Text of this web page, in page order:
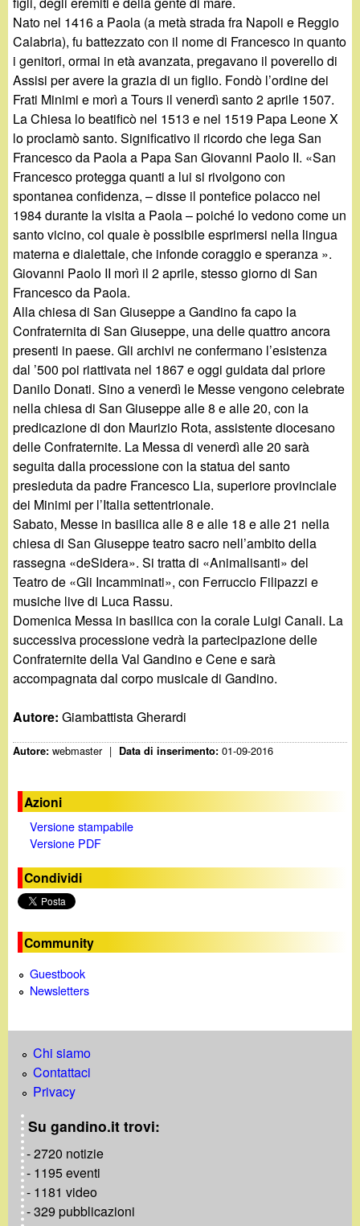
Nato nel 1416 a Paola (a metà strada fra Napoli e Reggio
Calabria), fu battezzato con il nome di Francesco in quanto
i genitori, ormai in età avanzata, pregavano il poverello di
Assisi per avere la grazia di un figlio. Fondò l’ordine dei
Frati Minimi e morì a Tours il venerdì santo 2 aprile 1507.
La Chiesa lo beatificò nel 1513 e nel 1519 Papa Leone X
lo proclamò santo. Significativo il ricordo che lega San
Francesco da Paola a Papa San Giovanni Paolo II. «San
Francesco protegga quanti a lui si rivolgono con
spontanea confidenza, – disse il pontefice polacco nel
1984 durante la visita a Paola – poiché lo vedono come un
santo vicino, col quale è possibile esprimersi nella lingua
materna e dialettale, che infonde coraggio e speranza ».
Giovanni Paolo II morì il 2 aprile, stesso giorno di San
Francesco da Paola.
Alla chiesa di San Giuseppe a Gandino fa capo la
Confraternita di San Giuseppe, una delle quattro ancora
presenti in paese. Gli archivi ne confermano l’esistenza
dal ’500 poi riattivata nel 1867 e oggi guidata dal priore
Danilo Donati. Sino a venerdì le Messe vengono celebrate
nella chiesa di San Giuseppe alle 8 e alle 20, con la
predicazione di don Maurizio Rota, assistente diocesano
delle Confraternite. La Messa di venerdì alle 20 sarà
seguita dalla processione con la statua del santo
presieduta da padre Francesco Lia, superiore provinciale
dei Minimi per l’Italia settentrionale.
Sabato, Messe in basilica alle 8 e alle 18 e alle 21 nella
chiesa di San Giuseppe teatro sacro nell’ambito della
rassegna «deSidera». Si tratta di «Animalisanti» del
Teatro de «Gli Incamminati», con Ferruccio Filipazzi e
musiche live di Luca Rassu.
Domenica Messa in basilica con la corale Luigi Canali. La
successiva processione vedrà la partecipazione delle
Confraternite della Val Gandino e Cene e sarà
accompagnata dal corpo musicale di Gandino.
Autore:Giambattista Gherardi
Autore:webmaster | Data di inserimento:01-09-2016
Azioni
Versione stampabile
Versione PDF
Condividi
Community
Guestbook
Newsletters
Chi siamo
Contattaci
Privacy
Su gandino.it trovi:
- 2720 notizie
- 1195 eventi
- 1181 video
- 329 pubblicazioni